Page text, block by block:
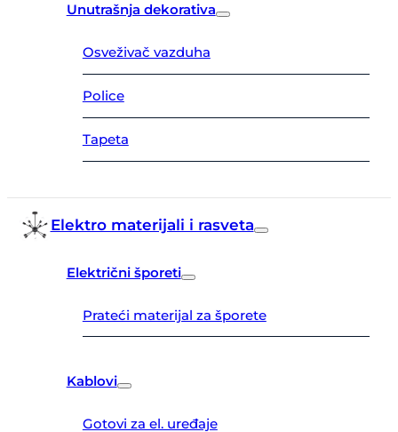
Unutrašnja dekorativa
Osveživač vazduha
Police
Tapeta
Elektro materijali i rasveta
Električni šporeti
Prateći materijal za šporete
Kablovi
Gotovi za el. uređaje